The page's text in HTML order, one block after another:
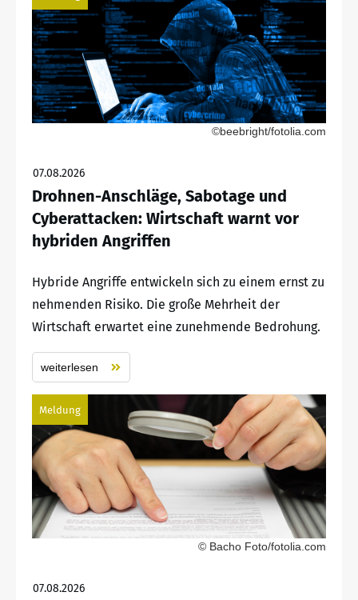
©beebright/fotolia.com
07.08.2026
Drohnen-Anschläge, Sabotage und
Cyberattacken: Wirtschaft warnt vor
hybriden Angriffen
Hybride Angriffe entwickeln sich zu einem ernst zu
nehmenden Risiko. Die große Mehrheit der
Wirtschaft erwartet eine zunehmende Bedrohung.
weiterlesen
Meldung
© Bacho Foto/fotolia.com
07.08.2026